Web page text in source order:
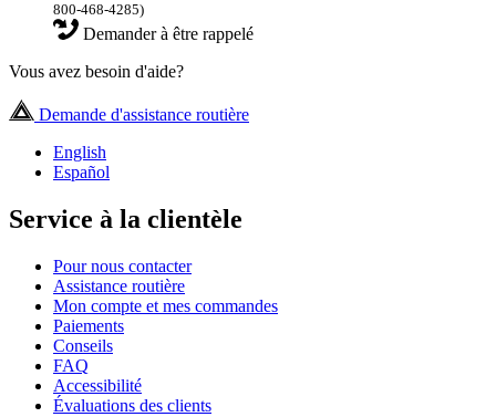
800-468-4285)
Demander à être rappelé
Vous avez besoin d'aide?
Demande d'assistance routière
English
Español
Service à la clientèle
Pour nous contacter
Assistance routière
Mon compte et mes commandes
Paiements
Conseils
FAQ
Accessibilité
Évaluations des clients